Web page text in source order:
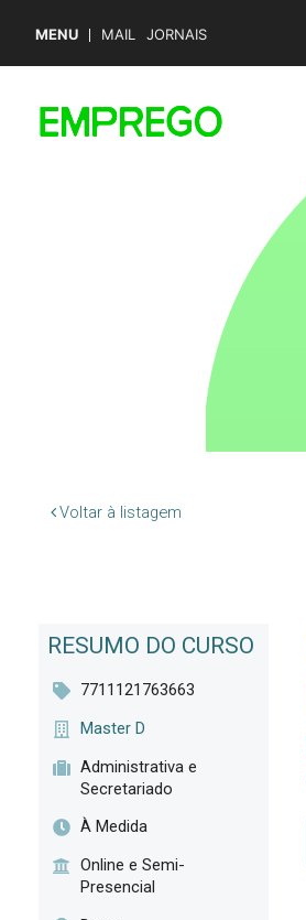
MENU MAIL JORNAIS
Voltar à listagem
RESUMO DO CURSO
7711121763663
Master D
Administrativa e
Secretariado
À Medida
Online e Semi-
Presencial